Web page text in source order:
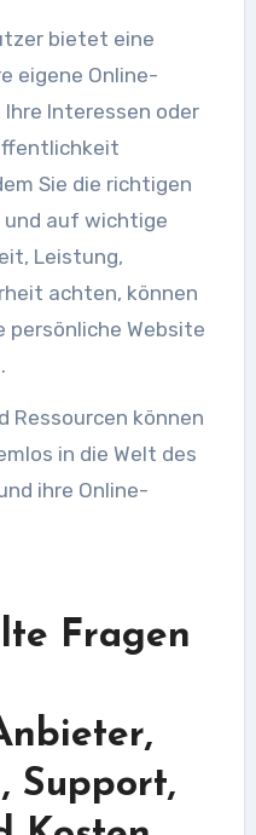
bietet eine
eigene Online-
Interessen oder
Sie die richtigen
auf wichtige
Leistung,
achten, können
persönliche Website
Ressourcen können
in die Welt des
ihre Online-
Fragen
Support,